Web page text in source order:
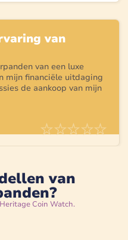
van
van een luxe
mijn financiële uitdaging
de aankoop van mijn
van
Coin Watch.